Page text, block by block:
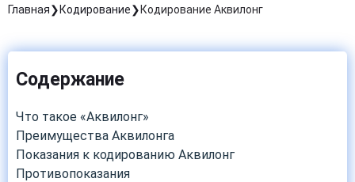
Главная Кодирование Кодирование Аквилонг
Содержание
Что такое «Аквилонг»
Преимущества Аквилонга
Показания к кодированию Аквилонг
Противопоказания